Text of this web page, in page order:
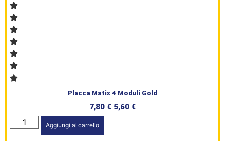
Placca Matix 4 Moduli Gold
7,80€ 5,60 €
Aggiungi al carrello